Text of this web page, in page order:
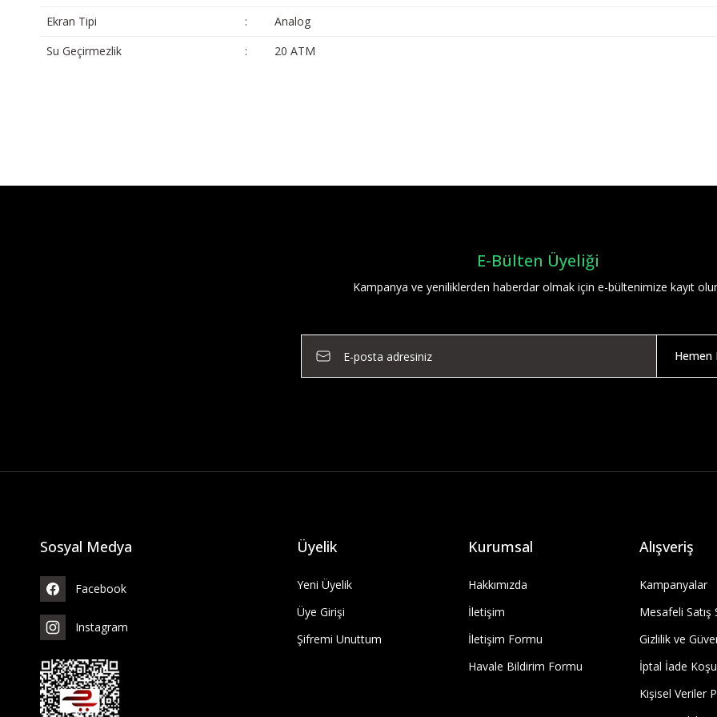
Ekran Tipi
:
Analog
Su Geçirmezlik
: 20 ATM
Yorum Yaz
E-Bülten Üyeliği
Kampanya ve yeniliklerden haberdar olmak için e-bültenimize kayıt
Hemen
Sosyal Medya
Facebook
Instagram
Üyelik
Yeni Üyelik
Üye Girişi
Şifremi Unuttum
Kurumsal
Hakkımızda
İletişim
İletişim Formu
Havale Bildirim Formu
Alışveriş
Kampanyalar
Mesafeli Satış
Gizlilik ve
İptal İade
Kişisel Veriler